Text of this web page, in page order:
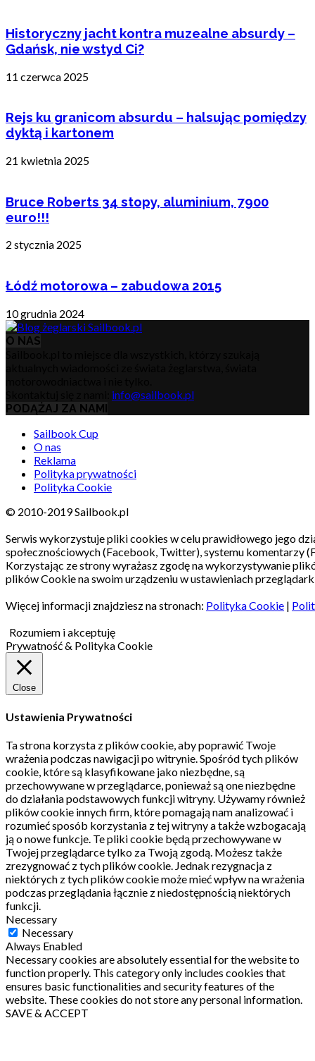
Historyczny jacht kontra muzealne absurdy –
Gdańsk, nie wstyd Ci?
11 czerwca 2025
Rejs ku granicom absurdu – halsując pomiędzy
dyktą i kartonem
21 kwietnia 2025
Bruce Roberts 34 stopy, aluminium, 7900
euro!!!
2 stycznia 2025
Łódź motorowa – zabudowa 2015
10 grudnia 2024
O NAS
info@sailbook.pl
PODĄŻAJ ZA NAMI
Sailbook Cup
O nas
Reklama
Polityka prywatności
Polityka Cookie
© 2010-2019 Sailbook.pl
Serwis wykorzystuje pliki cookies w celu prawidłowego jego
społecznościowych (Facebook, Twitter), systemu komentarzy
Korzystając ze strony wyrażasz zgodę na wykorzystywanie
plików Cookie na swoim urządzeniu w ustawieniach
Więcej informacji znajdziesz na stronach: Polityka Cookie |
Rozumiem i akceptuję
Prywatność & Polityka Cookie
Close
Ustawienia Prywatności
Ta strona korzysta z plików cookie, aby poprawić Twoje
wrażenia podczas nawigacji po witrynie.Spośród tych plików
cookie, które są klasyfikowane jako niezbędne, są
przechowywane w przeglądarce, ponieważ są one niezbędne
do działania podstawowych funkcji witryny. Używamy również
plików cookie innych firm, które pomagają nam analizować i
rozumieć sposób korzystania z tej witryny a także wzbogacają
ją o nowe funkcje. Te pliki cookie będą przechowywane w
Twojej przeglądarce tylko za Twoją zgodą. Możesz także
zrezygnować z tych plików cookie. Jednak rezygnacja z
niektórych z tych plików cookie może mieć wpływ na wrażenia
podczas przeglądania łącznie z niedostępnością niektórych
funkcji.
Necessary
Necessary
Always Enabled
Necessary cookies are absolutely essential for the website to
function properly. This category only includes cookies that
ensures basic functionalities and security features of the
website. These cookies do not store any personal information.
SAVE & ACCEPT